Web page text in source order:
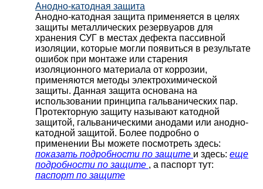
Анодно-катодная защита
Анодно-катодная защита применяется в целях
защиты металлических резервуаров для
хранения СУГ в местах дефекта пассивной
изоляции, которые могли появиться в результате
ошибок при монтаже или старения
изоляционного материала от коррозии,
применяются методы электрохимической
защиты. Данная защита основана на
использовании принципа гальванических пар.
Протекторную защиту называют катодной
защитой, гальваническими анодами или анодно-
катодной защитой. Более подробно о
применении Вы можете посмотреть здесь:
показать подробности по защите и здесь: еще
подробности по защите , а паспорт тут:
паспорт по защите